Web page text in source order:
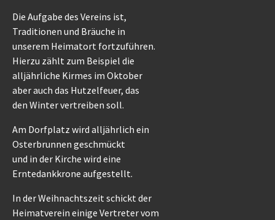
Die Aufgabe des Vereins ist,
Traditionen und Bräuche in
unserem Heimatort fortzuführen.
Hierzu zählt zum Beispiel die
alljährliche Kirmes im Oktober
aber auch das Hutzelfeuer, das
den Winter vertreiben soll.
Am Dorfplatz wird alljährlich ein
Osterbrunnen geschmückt
und in der Kirche wird eine
Erntedankkrone aufgestellt.
In der Weihnachtszeit schickt der
Heimatverein einige Vertreter vom